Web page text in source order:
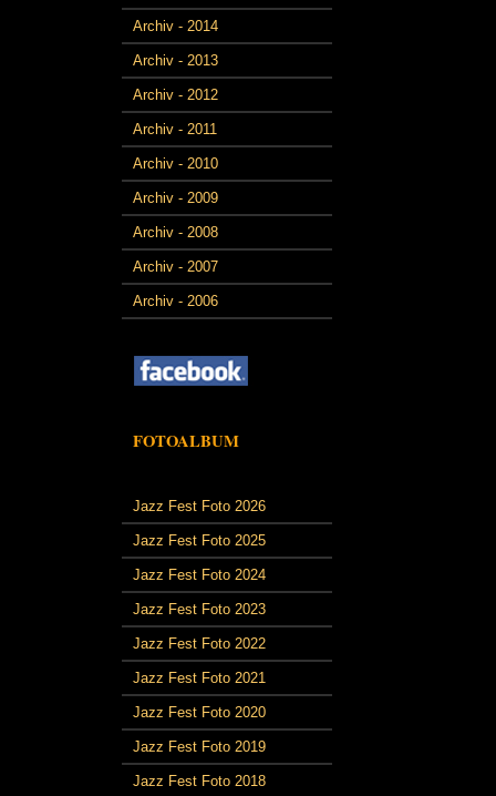
Archiv - 2014
Archiv - 2013
Archiv - 2012
Archiv - 2011
Archiv - 2010
Archiv - 2009
Archiv - 2008
Archiv - 2007
Archiv - 2006
FOTOALBUM
Jazz Fest Foto 2026
Jazz Fest Foto 2025
Jazz Fest Foto 2024
Jazz Fest Foto 2023
Jazz Fest Foto 2022
Jazz Fest Foto 2021
Jazz Fest Foto 2020
Jazz Fest Foto 2019
Jazz Fest Foto 2018